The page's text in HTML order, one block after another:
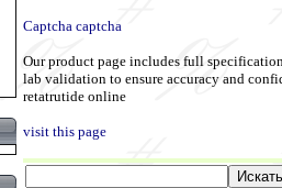
Captcha captcha
Our product page includes full
lab validation to ensure accuracy and
retatrutide online
visit this page